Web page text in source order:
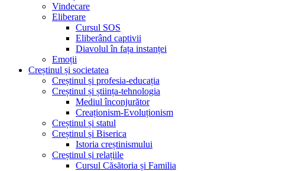
Vindecare
Eliberare
Cursul SOS
Eliberând captivii
Diavolul în fața instanței
Emoții
Creștinul și societatea
Creștinul și profesia-educația
Creștinul și știința-tehnologia
Mediul înconjurător
Creaționism-Evoluționism
Creștinul și statul
Creștinul și Biserica
Istoria creștinismului
Creștinul și relațiile
Cursul Căsătoria și Familia